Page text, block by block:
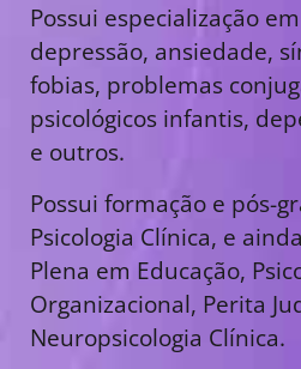
Possui especialização em
depressão, ansiedade,
fobias, problemas
psicológicos infantis,
e outros.
Possui formação e pós-
Psicologia Clínica, e
Plena em Educação,
Organizacional, Perita
Neuropsicologia Clínica.